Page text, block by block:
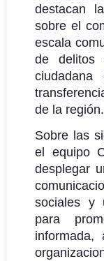
destacan
sobre el
escala
de delitos
de la región.
Sobre las
el equipo
desplegar
sociales y
para